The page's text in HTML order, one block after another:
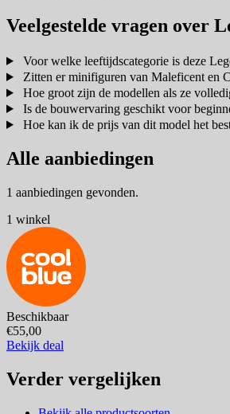
Veelgestelde vragen over
Voor welke leeftijdscategorie is deze
Zitten er minifiguren van Maleficent en
Hoe groot zijn de modellen als ze
Is de bouwervaring geschikt voor
Hoe kan ik de prijs van dit model het
Alle aanbiedingen
1 aanbiedingen gevonden.
1 winkel
Beschikbaar
€55,00
Bekijk deal
Verder vergelijken